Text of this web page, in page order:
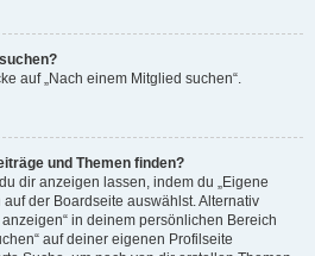
auf „Nach einem Mitglied suchen“.
und Themen finden?
dir anzeigen lassen, indem du „Eigene
der Boardseite auswählst. Alternativ
in deinem persönlichen Bereich
auf deiner eigenen Profilseite